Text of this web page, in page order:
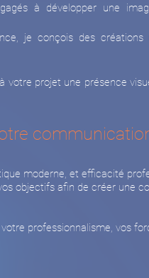
à développer une
je conçois des créations
projet une présence
moderne, et efficacité
objectifs afin de créer une
professionnalisme, vos